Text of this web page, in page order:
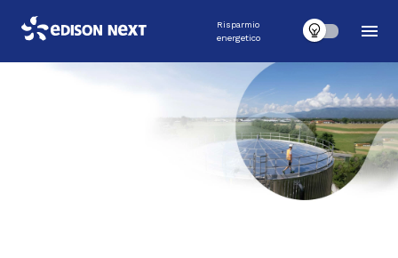
Risparmio
energetico